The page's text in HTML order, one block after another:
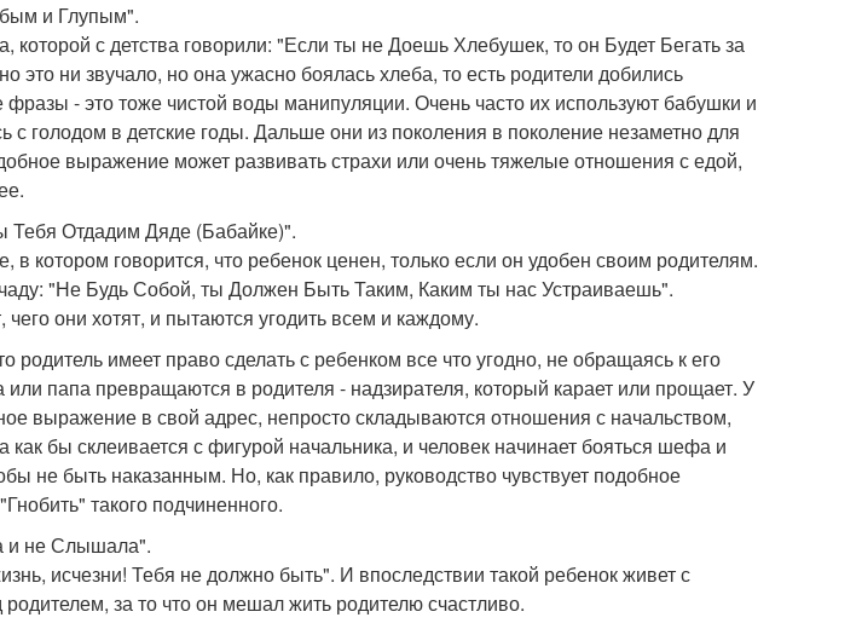
и Глупым".
с детства говорили: "Если ты не Доешь Хлебушек, то он Будет Бегать за
ни звучало, но она ужасно боялась хлеба, то есть родители добились
- это тоже чистой воды манипуляции. Очень часто их используют бабушки и
с голодом в детские годы. Дальше они из поколения в поколение незаметно для
выражение может развивать страхи или очень тяжелые отношения с едой,
Отдадим Дяде (Бабайке)".
в котором говорится, что ребенок ценен, только если он удобен своим родителям.
"Не Будь Собой, ты Должен Быть Таким, Каким ты нас Устраиваешь".
они хотят, и пытаются угодить всем и каждому.
родитель имеет право сделать с ребенком все что угодно, не обращаясь к его
папа превращаются в родителя - надзирателя, который карает или прощает. У
выражение в свой адрес, непросто складываются отношения с начальством,
как бы склеивается с фигурой начальника, и человек начинает бояться шефа и
не быть наказанным. Но, как правило, руководство чувствует подобное
такого подчиненного.
и не Слышала".
исчезни! Тебя не должно быть". И впоследствии такой ребенок живет с
за то что он мешал жить родителю счастливо.